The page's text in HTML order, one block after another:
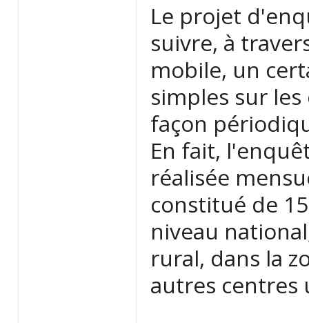
Le projet
suivre, à
mobile, un
simples sur
façon
En fait,
réalisée
constitué de
niveau
rural, dans la
autres centres